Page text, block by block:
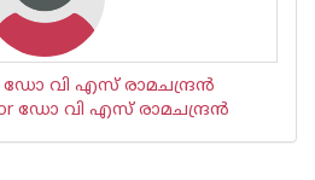
ഡോ വി എസ് രാമചന്ദ്രന്‍
ഡോ വി എസ് രാമചന്ദ്രന്‍